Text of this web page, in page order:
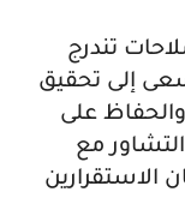
تندرج
إلى تحقيق
على
مع
الاستقرارين